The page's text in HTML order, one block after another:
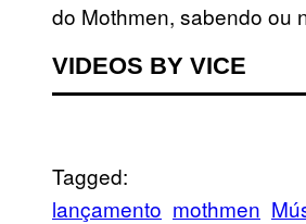
do Mothmen, sabendo ou
VIDEOS BY VICE
Tagged:
lançamento mothmen